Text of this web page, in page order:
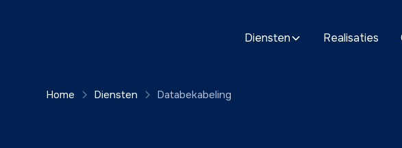
Diensten Realisaties
Home Diensten Databekabeling